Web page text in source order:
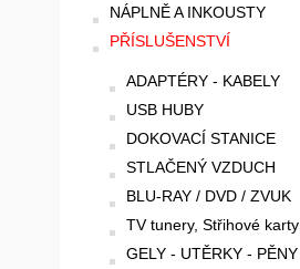
NÁPLNĚ A INKOUSTY
PŘÍSLUŠENSTVÍ
ADAPTÉRY - KABELY
USB HUBY
DOKOVACÍ STANICE
STLAČENÝ VZDUCH
BLU-RAY / DVD / ZVUK
TV tunery, Střihové karty
GELY - UTĚRKY - PĚNY